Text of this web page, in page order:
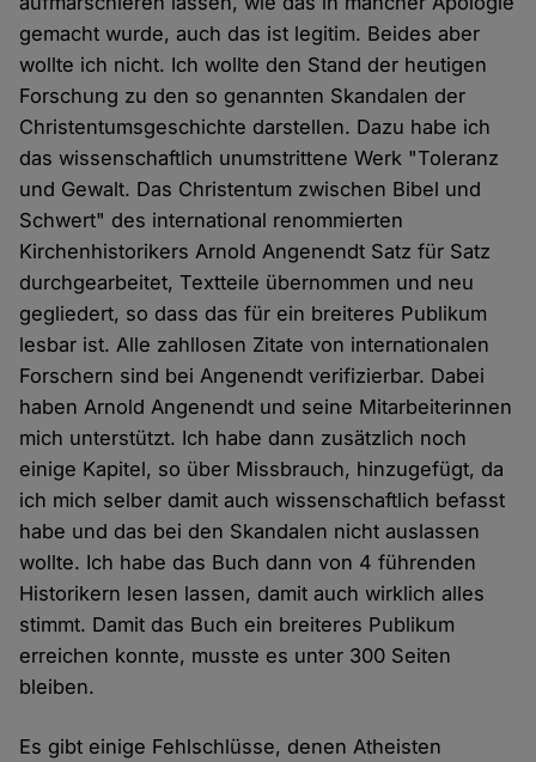
gemacht wurde, auch das ist legitim. Beides aber
wollte ich nicht. Ich wollte den Stand der heutigen
Forschung zu den so genannten Skandalen der
Christentumsgeschichte darstellen. Dazu habe ich
das wissenschaftlich unumstrittene Werk "Toleranz
und Gewalt. Das Christentum zwischen Bibel und
Schwert" des international renommierten
Kirchenhistorikers Arnold Angenendt Satz für Satz
durchgearbeitet, Textteile übernommen und neu
gegliedert, so dass das für ein breiteres Publikum
lesbar ist. Alle zahllosen Zitate von internationalen
Forschern sind bei Angenendt verifizierbar. Dabei
haben Arnold Angenendt und seine Mitarbeiterinnen
mich unterstützt. Ich habe dann zusätzlich noch
einige Kapitel, so über Missbrauch, hinzugefügt, da
ich mich selber damit auch wissenschaftlich befasst
habe und das bei den Skandalen nicht auslassen
wollte. Ich habe das Buch dann von 4 führenden
Historikern lesen lassen, damit auch wirklich alles
stimmt. Damit das Buch ein breiteres Publikum
erreichen konnte, musste es unter 300 Seiten
bleiben.
Es gibt einige Fehlschlüsse, denen Atheisten